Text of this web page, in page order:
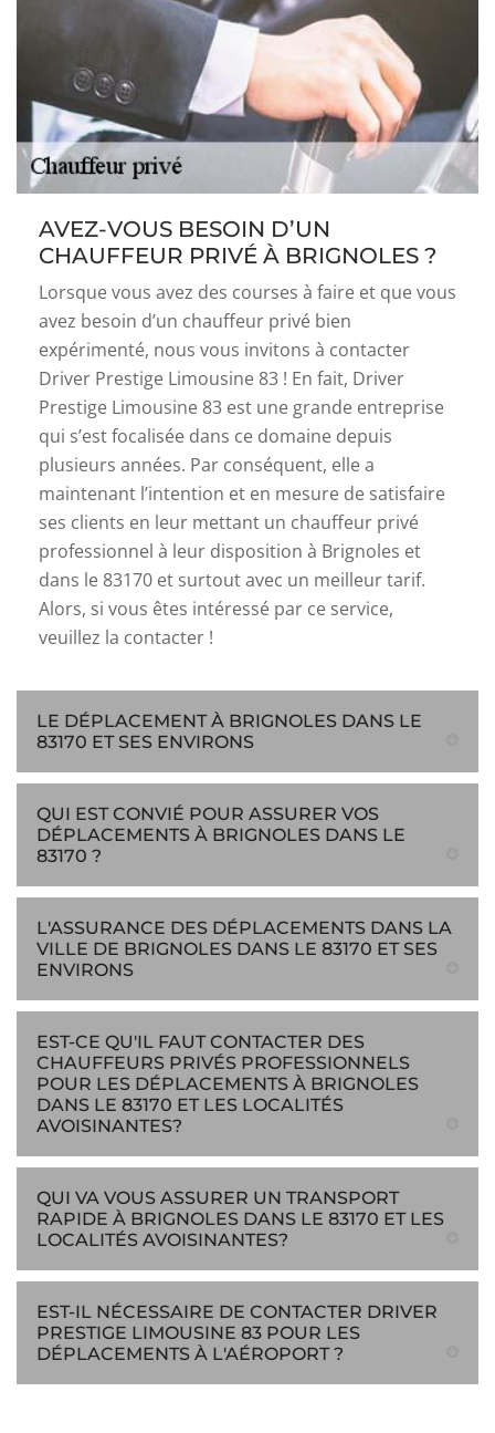
AVEZ-VOUS BESOIN D’UN
CHAUFFEUR PRIVÉ À BRIGNOLES ?
Lorsque vous avez des courses à faire et que vous
avez besoin d’un chauffeur privé bien
expérimenté, nous vous invitons à contacter
Driver Prestige Limousine 83 ! En fait, Driver
Prestige Limousine 83 est une grande entreprise
qui s’est focalisée dans ce domaine depuis
plusieurs années. Par conséquent, elle a
maintenant l’intention et en mesure de satisfaire
ses clients en leur mettant un chauffeur privé
professionnel à leur disposition à Brignoles et
dans le 83170 et surtout avec un meilleur tarif.
Alors, si vous êtes intéressé par ce service,
veuillez la contacter !
LE DÉPLACEMENT À BRIGNOLES DANS LE
83170 ET SES ENVIRONS
QUI EST CONVIÉ POUR ASSURER VOS
DÉPLACEMENTS À BRIGNOLES DANS LE
83170 ?
L'ASSURANCE DES DÉPLACEMENTS DANS LA
VILLE DE BRIGNOLES DANS LE 83170 ET SES
ENVIRONS
EST-CE QU'IL FAUT CONTACTER DES
CHAUFFEURS PRIVÉS PROFESSIONNELS
POUR LES DÉPLACEMENTS À BRIGNOLES
DANS LE 83170 ET LES LOCALITÉS
AVOISINANTES?
QUI VA VOUS ASSURER UN TRANSPORT
RAPIDE À BRIGNOLES DANS LE 83170 ET LES
LOCALITÉS AVOISINANTES?
EST-IL NÉCESSAIRE DE CONTACTER DRIVER
PRESTIGE LIMOUSINE 83 POUR LES
DÉPLACEMENTS À L'AÉROPORT ?